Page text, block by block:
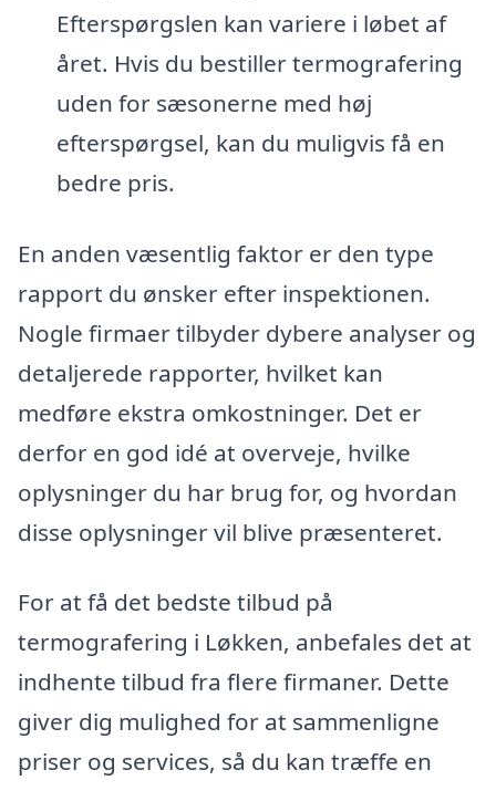
Efterspørgslen kan variere i løbet af
året. Hvis du bestiller termografering
uden for sæsonerne med høj
efterspørgsel, kan du muligvis få en
bedre pris.
En anden væsentlig faktor er den type
rapport du ønsker efter inspektionen.
Nogle firmaer tilbyder dybere analyser og
detaljerede rapporter, hvilket kan
medføre ekstra omkostninger. Det er
derfor en god idé at overveje, hvilke
oplysninger du har brug for, og hvordan
disse oplysninger vil blive præsenteret.
For at få det bedste tilbud på
termografering i Løkken, anbefales det at
indhente tilbud fra flere firmaner. Dette
giver dig mulighed for at sammenligne
priser og services, så du kan træffe en